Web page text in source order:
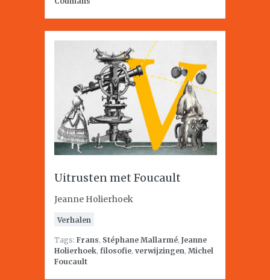
Uitrusten met Foucault
Jeanne Holierhoek
Verhalen
Tags: Frans, Stéphane Mallarmé, Jeanne
Holierhoek, filosofie, verwijzingen, Michel
Foucault